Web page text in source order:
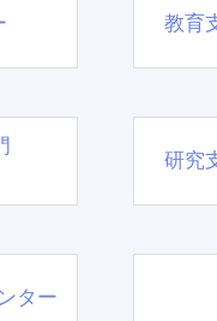
教育
研究
ター